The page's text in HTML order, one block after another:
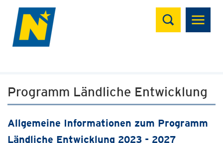
Suchen
Programm Ländliche Entwicklung
Allgemeine Informationen zum Programm
Ländliche Entwicklung 2023 - 2027